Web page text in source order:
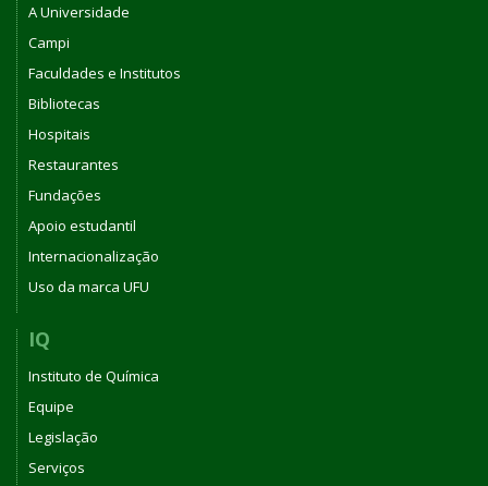
A Universidade
Campi
Faculdades e Institutos
Bibliotecas
Hospitais
Restaurantes
Fundações
Apoio estudantil
Internacionalização
Uso da marca UFU
IQ
Instituto de Química
Equipe
Legislação
Serviços